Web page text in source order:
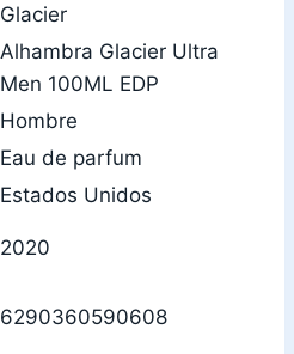
Glacier
Alhambra Glacier Ultra
Men 100ML EDP
Hombre
Eau de parfum
Estados Unidos
2020
6290360590608